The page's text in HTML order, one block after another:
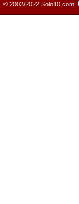
© 2002/2022 Solo10.com